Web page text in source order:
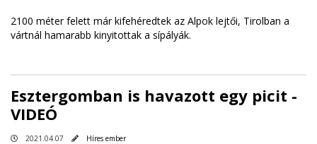
2100 méter felett már kifehéredtek az Alpok lejtői, Tirolban a
vártnál hamarabb kinyitottak a sípályák.
Esztergomban is havazott egy picit -
VIDEÓ
2021.04.07 Híres ember